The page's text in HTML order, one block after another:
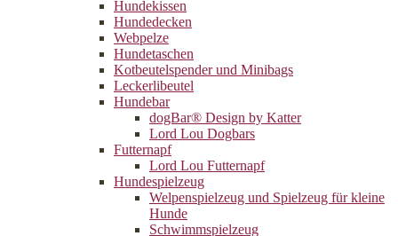
Hundekissen
Hundedecken
Webpelze
Hundetaschen
Kotbeutelspender und Minibags
Leckerlibeutel
Hundebar
dogBar® Design by Katter
Lord Lou Dogbars
Futternapf
Lord Lou Futternapf
Hundespielzeug
Welpenspielzeug und Spielzeug für kleine
Hunde
Schwimmspielzeug